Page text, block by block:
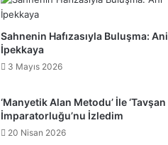
Sahnenin Hafızasıyla Buluşma: Ani
İpekkaya
3 Mayıs 2026
‘Manyetik Alan Metodu’ İle ‘Tavşan
İmparatorluğu’nu İzledim
20 Nisan 2026